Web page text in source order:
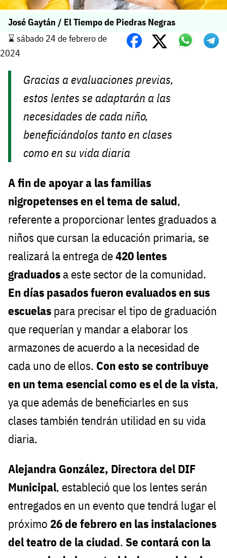
José Gaytán / El Tiempo de Piedras Negras
⌛️ sábado 24 de febrero de
2024
Gracias a evaluaciones previas,
estos lentes se adaptarán a las
necesidades de cada niño,
beneficiándolos tanto en clases
como en su vida diaria
A fin de apoyar a las familias
nigropetenses en el tema de salud,
referente a proporcionar lentes graduados a
niños que cursan la educación primaria, se
realizará la entrega de420 lentes
graduados a este sector de la comunidad.
En días pasados fueron evaluados en sus
escuelas para precisar el tipo de graduación
que requerían y mandar a elaborar los
armazones de acuerdo a la necesidad de
cada uno de ellos. Con esto se contribuye
en un tema esencial como es el de la vista,
ya que además de beneficiarles en sus
clases también tendrán utilidad en su vida
diaria.
Alejandra González, Directora del DIF
Municipal, estableció que los lentes serán
entregados en un evento que tendrá lugar el
próximo 26 de febrero en las instalaciones
del teatro de la ciudad. Se contará con la